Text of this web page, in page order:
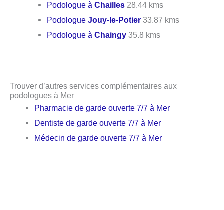
Podologue àChailles 28.44 kms
PodologueJouy-le-Potier 33.87 kms
Podologue àChaingy 35.8 kms
Trouver d’autres services complémentaires aux
podologues à Mer
Pharmacie de garde ouverte 7/7 à Mer
Dentiste de garde ouverte 7/7 à Mer
Médecin de garde ouverte 7/7 à Mer